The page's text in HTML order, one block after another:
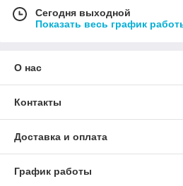
Сегодня выходной
Показать весь график
О нас
Контакты
Доставка и оплата
График работы